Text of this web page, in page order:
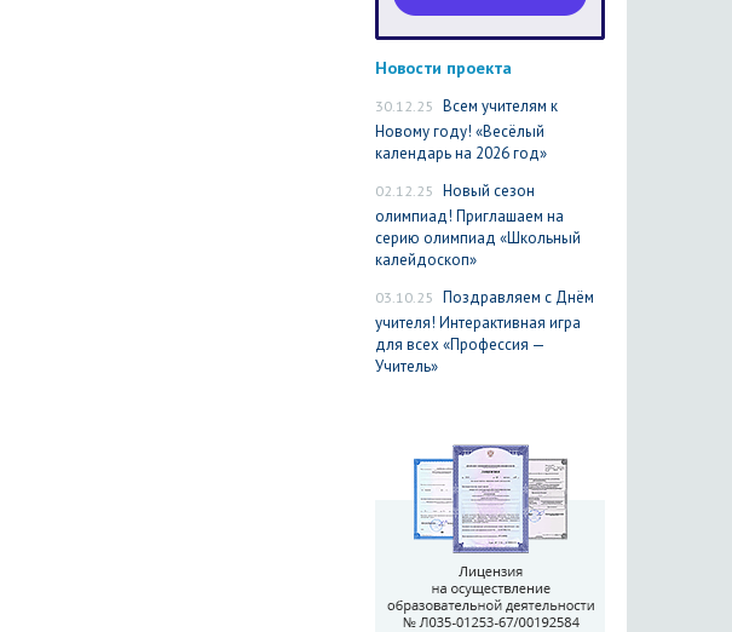
Новости проекта
30.12.25 Всем учителям к
Новому году! «Весёлый
календарь на 2026 год»
02.12.25 Новый сезон
олимпиад! Приглашаем на
серию олимпиад «Школьный
калейдоскоп»
03.10.25 Поздравляем с Днём
учителя! Интерактивная игра
для всех «Профессия —
Учитель»